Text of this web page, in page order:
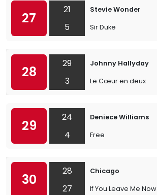
27
21
5
Stevie Wonder
Sir Duke
28
29
3
Johnny Hallyday
Le Cœur en deux
29
24
4
Deniece Williams
Free
30
28
27
Chicago
If You Leave Me Now